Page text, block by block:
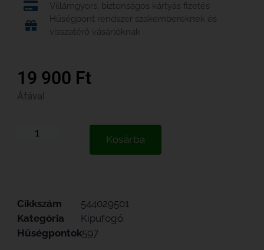
Villámgyors, biztonságos kártyás fizetés
Hűségpont rendszer szakembereknek és
visszatérő vásárlóknak
19 900 Ft
Áfával
Kosárba
Cikkszám
544029501
Kategória
Kipufogó
Hűségpontok597